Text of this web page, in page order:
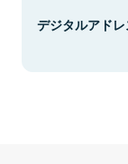
デジタルアドレ